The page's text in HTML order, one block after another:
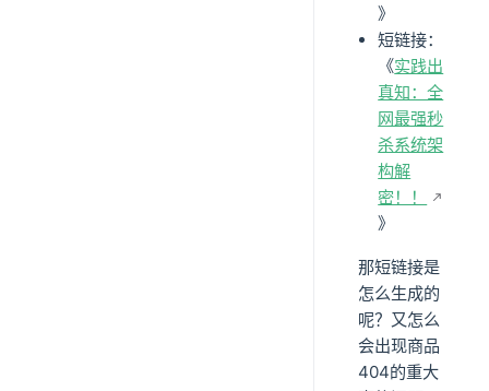
》
短链接：
《实践出
真知：全
网最强秒
杀系统架
构解
密！！
》
那短链接是
怎么生成的
呢？又怎么
会出现商品
404的重大